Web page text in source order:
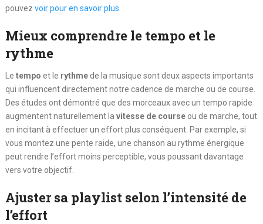
pouvez voir pour en savoir plus
Mieux comprendre le tempo et le
rythme
Le tempo et le rythmede la musique sont deux aspects importants
qui influencent directement notre cadence de marche ou de course.
Des études ont démontré que des morceaux avec un tempo rapide
augmentent naturellement la vitesse de courseou de marche, tout
en incitant à effectuer un effort plus conséquent. Par exemple, si
vous montez une pente raide, une chanson au rythme énergique
peut rendre l’effort moins perceptible, vous poussant davantage
vers votre objectif.
Ajuster sa playlist selon l’intensité de
l’effort